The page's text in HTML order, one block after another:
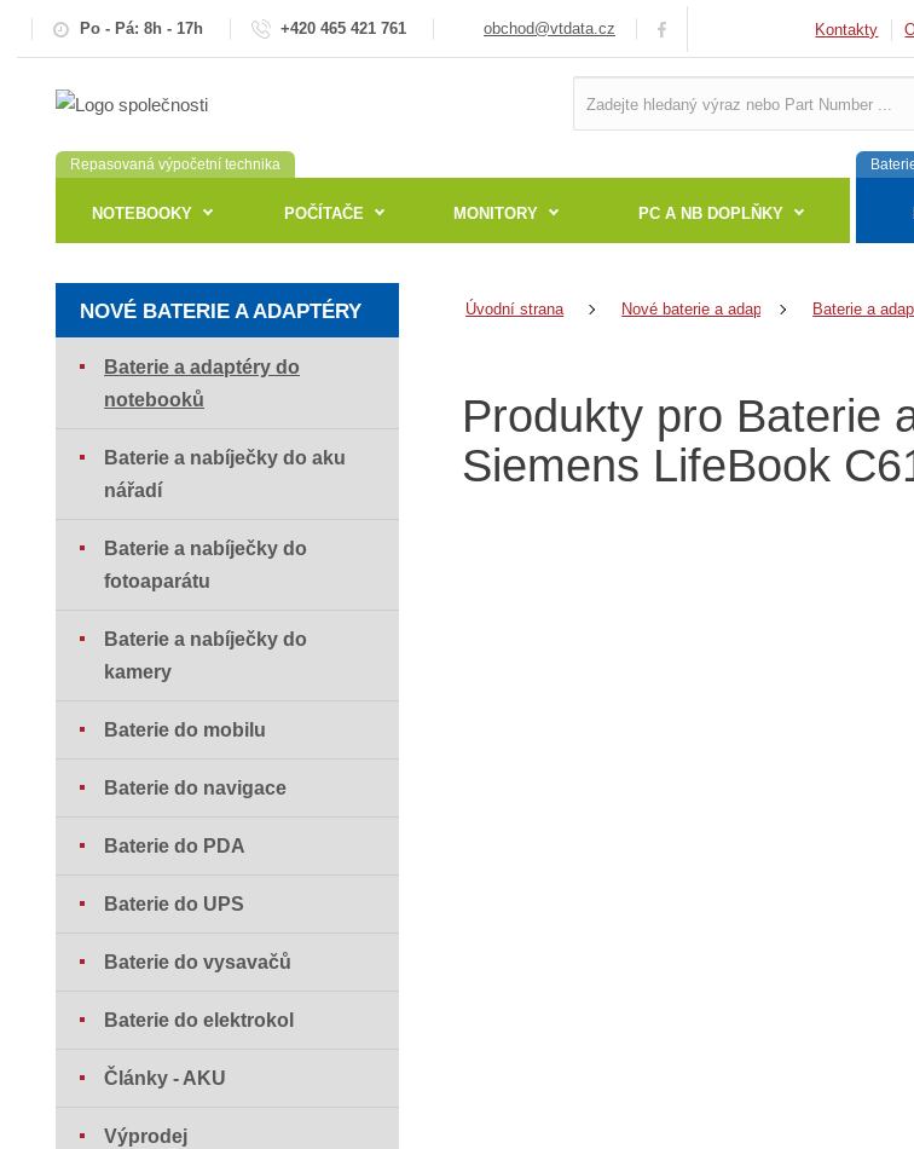
Po - Pá: 8h - 17h +420 465 421 761 obchod@vtdata.cz Kontakty
Repasovaná výpočetní technika
NOTEBOOKY POČÍTAČE MONITORY PC A NB DOPLŇKY
Úvodní strana Nové baterie a adaptéry Baterie a
Produkty pro Baterie
Siemens LifeBook
NOVÉ BATERIE A ADAPTÉRY
Baterie a adaptéry do
notebooků
Baterie a nabíječky do aku
nářadí
Baterie a nabíječky do
fotoaparátu
Baterie a nabíječky do
kamery
Baterie do mobilu
Baterie do navigace
Baterie do PDA
Baterie do UPS
Baterie do vysavačů
Baterie do elektrokol
Články - AKU
Výprodej